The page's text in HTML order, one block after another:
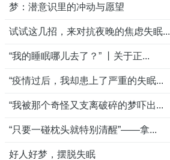
梦：潜意识里的冲动与愿望
试试这几招，来对抗夜晚的焦虑失眠...
“我的睡眠哪儿去了？” 丨关于正...
“疫情过后，我却患上了严重的失眠...
“我被那个奇怪又支离破碎的梦吓出...
“只要一碰枕头就特别清醒”——拿...
好人好梦，摆脱失眠